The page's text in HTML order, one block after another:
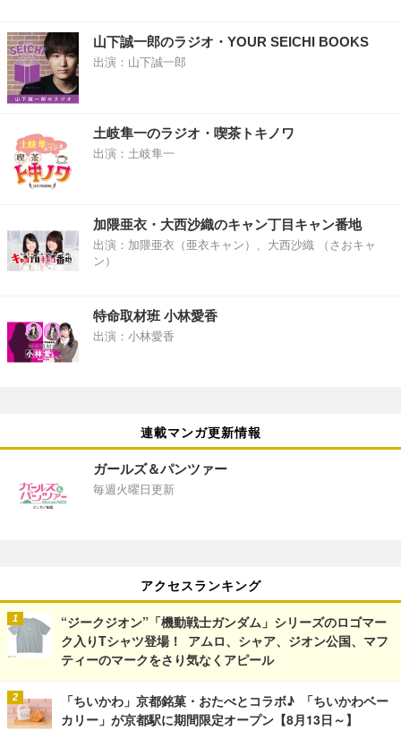
山下誠一郎のラジオ・YOUR SEICHI BOOKS
出演：山下誠一郎
土岐隼一のラジオ・喫茶トキノワ
出演：土岐隼一
加隈亜衣・大西沙織のキャン丁目キャン番地
出演：加隈亜衣（亜衣キャン）、大西沙織 （さおキャ
ン）
特命取材班 小林愛香
出演：小林愛香
連載マンガ更新情報
ガールズ＆パンツァー
毎週火曜日更新
アクセスランキング
“ジークジオン”「機動戦士ガンダム」シリーズのロゴマー
ク入りTシャツ登場！ アムロ、シャア、ジオン公国、マフ
ティーのマークをさり気なくアピール
「ちいかわ」京都銘菓・おたべとコラボ♪ 「ちいかわベー
カリー」が京都駅に期間限定オープン【8月13日～】